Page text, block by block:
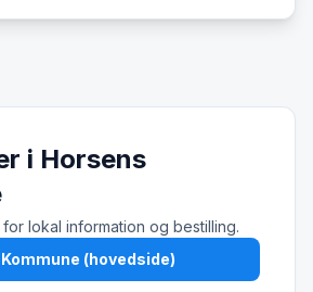
i Horsens
lokal information og bestilling.
Kommune (hovedside)